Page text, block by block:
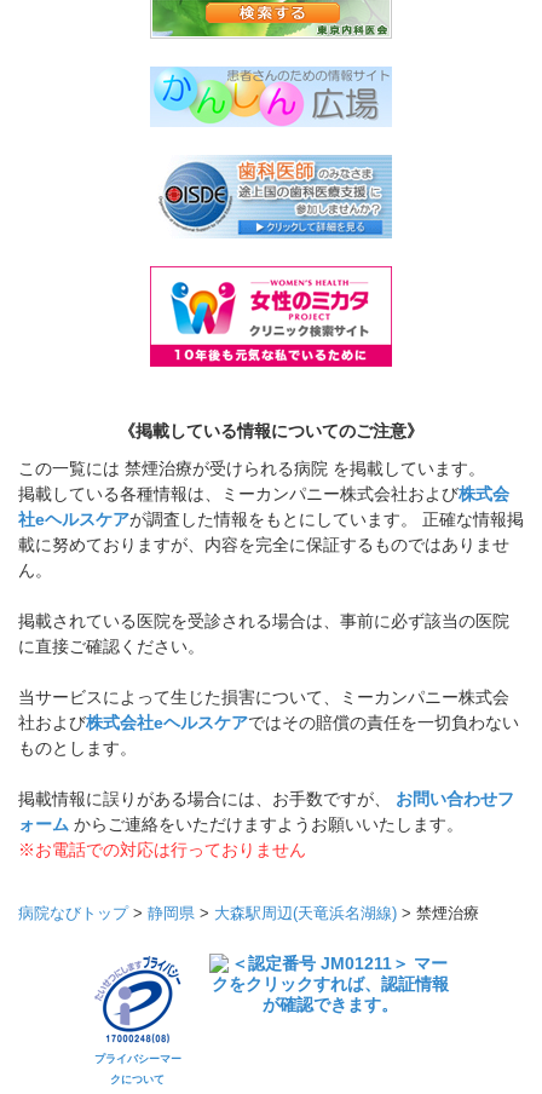
《掲載している情報についてのご注意》
この一覧には 禁煙治療が受けられる病院 を掲載しています。
掲載している各種情報は、ミーカンパニー株式会社および株式会
社eヘルスケアが調査した情報をもとにしています。 正確な情報掲
載に努めておりますが、内容を完全に保証するものではありませ
ん。
掲載されている医院を受診される場合は、事前に必ず該当の医院
に直接ご確認ください。
当サービスによって生じた損害について、ミーカンパニー株式会
社および株式会社eヘルスケアではその賠償の責任を一切負わない
ものとします。
掲載情報に誤りがある場合には、お手数ですが、 お問い合わせフ
ォーム からご連絡をいただけますようお願いいたします。
※お電話での対応は行っておりません
病院なびトップ> 静岡県 > 大森駅周辺(天竜浜名湖線) > 禁煙治療
プライバシーマー
クについて